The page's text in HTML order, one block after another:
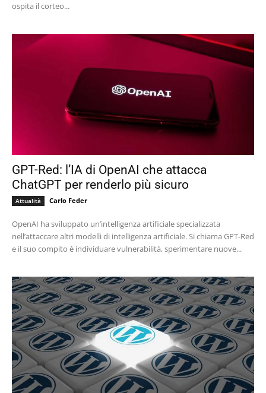
ospita il corteo...
GPT-Red: l’IA di OpenAI che attacca
ChatGPT per renderlo più sicuro
Attualità Carlo Feder
OpenAI ha sviluppato un’intelligenza artificiale specializzata
nell’attaccare altri modelli di intelligenza artificiale. Si chiama GPT-Red
e il suo compito è individuare vulnerabilità, sperimentare nuove...